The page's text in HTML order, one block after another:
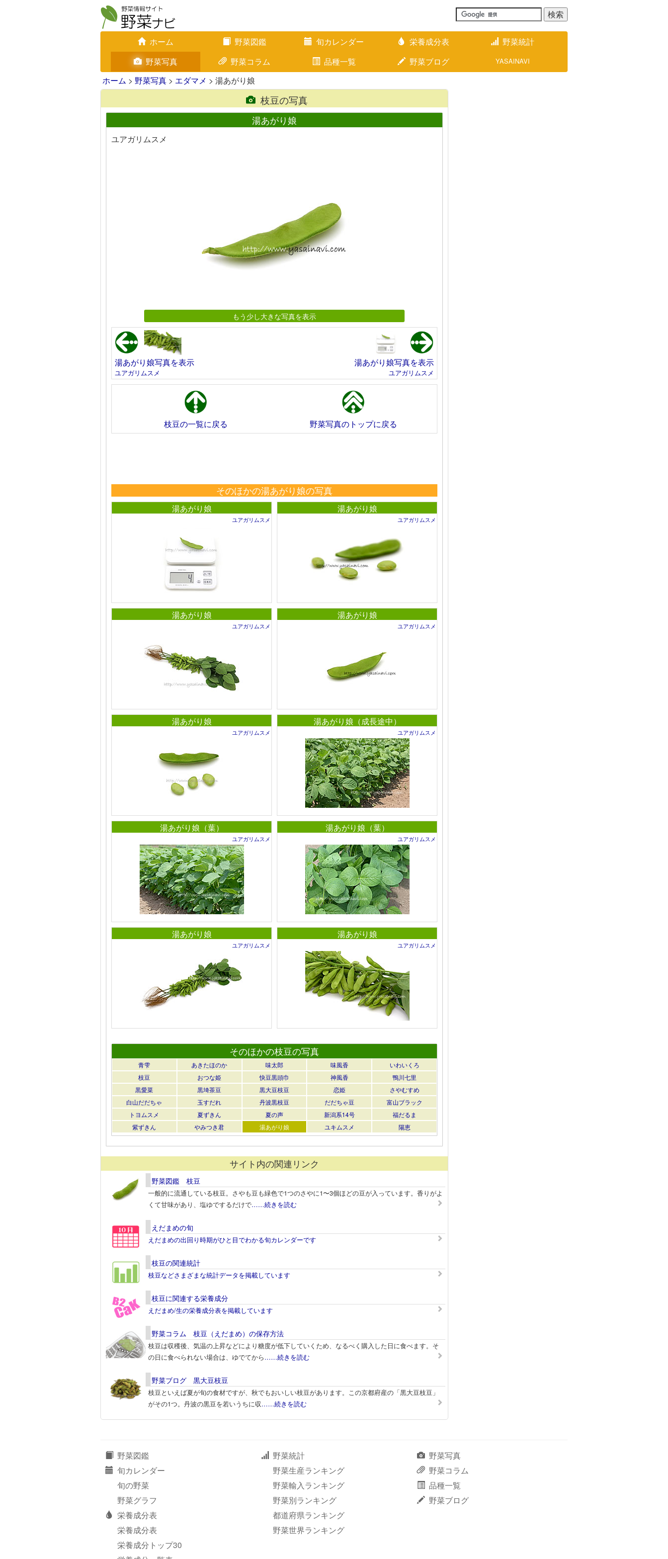
ホーム 野菜図鑑 旬カレンダー 栄養成分表
野菜統計
野菜写真
野菜コラム 品種一覧 野菜ブログ YASAINAVI
ホーム > 野菜写真 > エダマメ > 湯あがり娘
枝豆の写真
湯あがり娘
ユアガリムスメ
もう少し大きな写真を表示
湯あがり娘写真を表示
ユアガリムスメ
湯あがり娘写真を表示
ユアガリムスメ
枝豆の一覧に戻る 野菜写真のトップに戻る
そのほかの湯あがり娘の写真
湯あがり娘
ユアガリムスメ
湯あがり娘
ユアガリムスメ
湯あがり娘
ユアガリムスメ
湯あがり娘
ユアガリムスメ
湯あがり娘
ユアガリムスメ
湯あがり娘（成長途中）
ユアガリムスメ
湯あがり娘（葉）
ユアガリムスメ
湯あがり娘（葉）
ユアガリムスメ
湯あがり娘
ユアガリムスメ
湯あがり娘
ユアガリムスメ
そのほかの枝豆の写真
青雫 あきたほのか 味太郎 味風香
いわいくろ
枝豆
おつな姫 快豆黒頭巾 神風香
鴨川七里
黒愛菜
黒埼茶豆 黒大豆枝豆 恋姫
さやむすめ
白山だだちゃ
玉すだれ 丹波黒枝豆 だだちゃ豆
富山ブラック
トヨムスメ
夏ずきん 夏の声 新潟系14号
福だるま
紫ずきん
やみつき君 湯あがり娘 ユキムスメ 陽恵
サイト内の関連リンク
野菜図鑑 枝豆
一般的に流通している枝豆。さやも豆も緑色で1つのさやに1〜3個ほどの豆が入っています。香りがよ
くて甘味があり、塩ゆでするだけで……続きを読む
えだまめの旬
えだまめの出回り時期がひと目でわかる旬カレンダーです
枝豆の関連統計
枝豆などさまざまな統計データを掲載しています
枝豆に関連する栄養成分
えだまめ/生の栄養成分表を掲載しています
野菜コラム 枝豆（えだまめ）の保存方法
枝豆は収穫後、気温の上昇などにより糖度が低下していくため、なるべく購入した日に食べます。そ
の日に食べられない場合は、ゆでてから……続きを読む
野菜ブログ 黒大豆枝豆
枝豆といえば夏が旬の食材ですが、秋でもおいしい枝豆があります。この京都府産の「黒大豆枝豆」
がその1つ。丹波の黒豆を若いうちに収……続きを読む
野菜図鑑
旬カレンダー
旬の野菜
野菜グラフ
栄養成分表
栄養成分表
栄養成分トップ30
野菜統計
野菜生産ランキング
野菜輸入ランキング
野菜別ランキング
都道府県ランキング
野菜世界ランキング
野菜写真
野菜コラム
品種一覧
野菜ブログ